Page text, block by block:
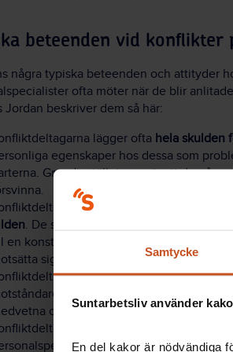
Samtycke
Suntarbetsliv använder
En del kakor är nödvändiga
beteenden vid konflikter
några typiska beteenden och attityder
ofta möter när de blir
Jordan beskriver dem så här:
lägger ofta hela skulden
egenskaper hos dessa som
Grundinställningen är att de på
är många gånger
. De ser inte att vad de själva har
en konstruktiv dialog. Ofta är de tvärtom
sig en dialog.
slirar ibland i sitt
i konflikten, göra utfall,
om att de därmed bryter mot
har också ofta ett starkt
attlyssna på deras